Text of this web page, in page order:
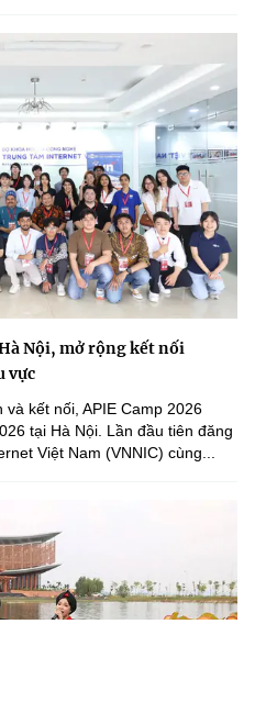
Nội, mở rộng kết nối
vực
kết nối, APIE Camp 2026
tại Hà Nội. Lần đầu tiên đăng
Việt Nam (VNNIC) cùng...